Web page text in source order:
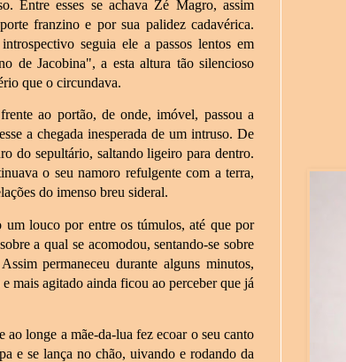
Entre esses se achava Zé Magro, assim
franzino e por sua palidez cadavérica.
seguia ele a passos lentos em
de Jacobina", a esta altura tão silencioso
que o circundava.
ao portão, de onde, imóvel, passou a
a chegada inesperada de um intruso. De
do sepultário, saltando ligeiro para dentro.
o seu namoro refulgente com a terra,
do imenso breu sideral.
louco por entre os túmulos, até que por
a qual se acomodou, sentando-se sobre
permaneceu durante alguns minutos,
mais agitado ainda ficou ao perceber que já
longe a mãe-da-lua fez ecoar o seu canto
e se lança no chão, uivando e rodando da